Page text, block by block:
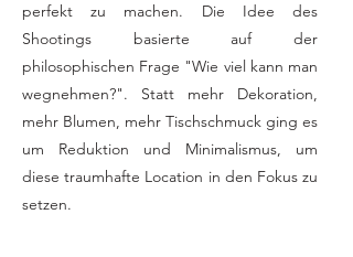
perfekt zu machen. Die Idee des
Shootings basierte auf der
philosophischen Frage "Wie viel kann man
wegnehmen?". Statt mehr Dekoration,
mehr Blumen, mehr Tischschmuck ging es
um Reduktion und Minimalismus, um
diese traumhafte Location in den Fokus zu
setzen.